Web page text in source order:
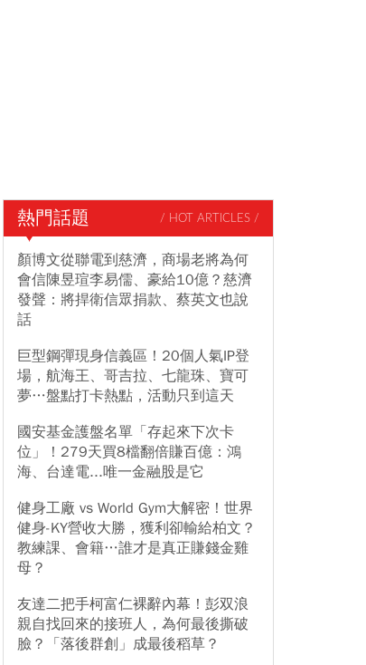
熱門話題 / HOT ARTICLES /
顏博文從聯電到慈濟，商場老將為何
會信陳昱瑄李易儒、豪給10億？慈濟
發聲：將捍衛信眾捐款、蔡英文也說
話
巨型鋼彈現身信義區！20個人氣IP登
場，航海王、哥吉拉、七龍珠、寶可
夢…盤點打卡熱點，活動只到這天
國安基金護盤名單「存起來下次卡
位」！279天買8檔翻倍賺百億：鴻
海、台達電...唯一金融股是它
健身工廠 vs World Gym大解密！世界
健身-KY營收大勝，獲利卻輸給柏文？
教練課、會籍…誰才是真正賺錢金雞
母？
友達二把手柯富仁裸辭內幕！彭双浪
親自找回來的接班人，為何最後撕破
臉？「落後群創」成最後稻草？